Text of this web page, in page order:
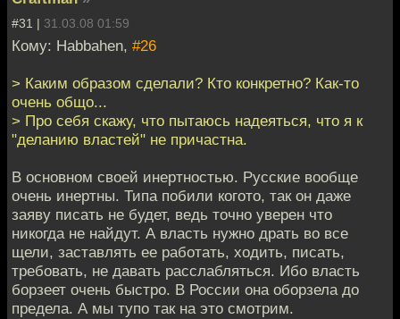
#31 | 31.03.08 01:59
Кому: Habbahen, #26
> Каким образом сделали? Кто конкретно? Как-то
очень общо...
> Про себя скажу, что пытаюсь надеяться, что я к
"деланию властей" не причастна.
В основном своей инертностью. Русские вообще
очень инертны. Типа побили когото, так он даже
заяву писать не будет, ведь точно уверен что
никогда не найдут. А власть нужно драть во все
щели, заставлять ее работать, ходить, писать,
требовать, не давать расслабляться. Ибо власть
борзеет очень быстро. В России она оборзела до
предела. А мы тупо так на это смотрим.